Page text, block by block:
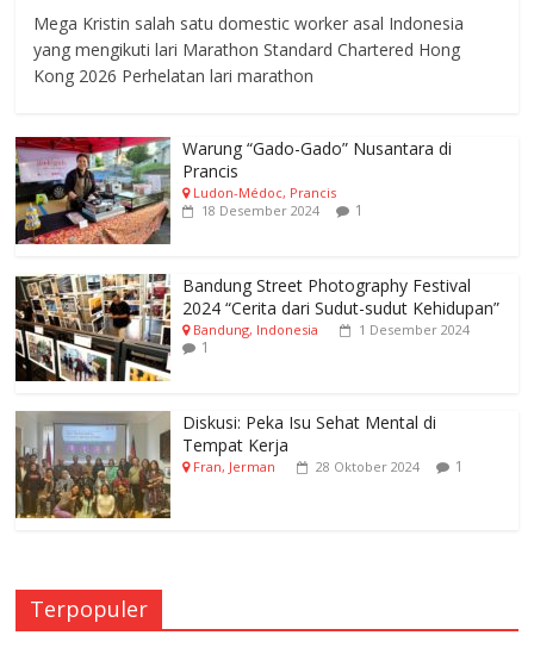
Mega Kristin salah satu domestic worker asal Indonesia
yang mengikuti lari Marathon Standard Chartered Hong
Kong 2026 Perhelatan lari marathon
Warung “Gado-Gado” Nusantara di
Prancis
Ludon-Médoc, Prancis
18 Desember 2024
1
Bandung Street Photography Festival
2024 “Cerita dari Sudut-sudut Kehidupan”
Bandung, Indonesia 1 Desember 2024
1
Diskusi: Peka Isu Sehat Mental di
Tempat Kerja
Fran, Jerman 28 Oktober 2024 1
Terpopuler